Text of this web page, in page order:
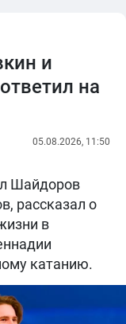
и
на
05.08.2026, 11:50
Шайдоров
рассказал о
в
катанию.